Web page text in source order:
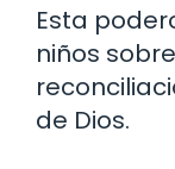
Esta
niños
de Dios.